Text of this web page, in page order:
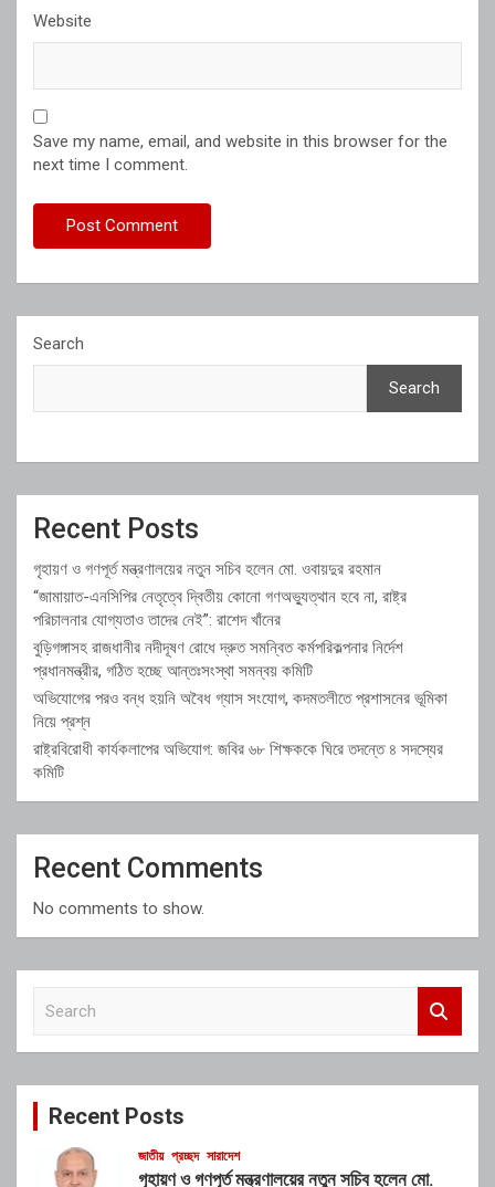
Website
Save my name, email, and website in this browser for the
next time I comment.
Search
Search
Recent Posts
গৃহায়ণ ও গণপূর্ত মন্ত্রণালয়ের নতুন সচিব হলেন মো. ওবায়দুর রহমান
“জামায়াত-এনসিপির নেতৃত্বে দ্বিতীয় কোনো গণঅভ্যুত্থান হবে না, রাষ্ট্র
পরিচালনার যোগ্যতাও তাদের নেই”: রাশেদ খাঁনের
বুড়িগঙ্গাসহ রাজধানীর নদীদূষণ রোধে দ্রুত সমন্বিত কর্মপরিকল্পনার নির্দেশ
প্রধানমন্ত্রীর, গঠিত হচ্ছে আন্তঃসংস্থা সমন্বয় কমিটি
অভিযোগের পরও বন্ধ হয়নি অবৈধ গ্যাস সংযোগ, কদমতলীতে প্রশাসনের ভূমিকা
নিয়ে প্রশ্ন
রাষ্ট্রবিরোধী কার্যকলাপের অভিযোগ: জবির ৬৮ শিক্ষককে ঘিরে তদন্তে ৪ সদস্যের
কমিটি
Recent Comments
No comments to show.
c
Recent Posts
জাতীয় প্রচ্ছদ সারাদেশ
গৃহায়ণ ও গণপূর্ত মন্ত্রণালয়ের নতুন সচিব হলেন মো.